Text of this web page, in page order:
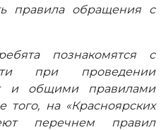
правила обращения с
познакомятся с
при проведении
и общими правилами
того, на «Красноярских
перечнем правил